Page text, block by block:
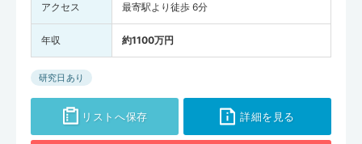
アクセス 最寄駅より徒歩 6分
年収 約1100万円
研究日あり
リストへ保存 詳細を見る